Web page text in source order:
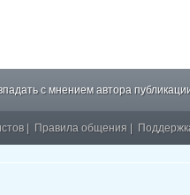
с мнением автора
Правила общения